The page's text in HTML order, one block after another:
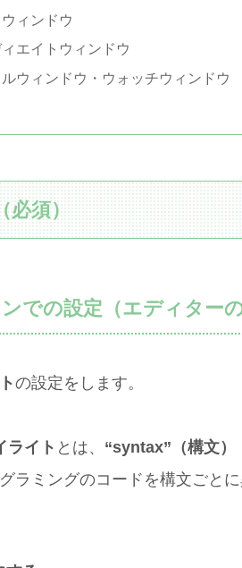
ィンドウ
エイトウィンドウ
ルウィンドウ・ウォッチウィンドウ
必須）
での設定（エディターの
の設定をします。
ライト とは、 “syntax”（構文）
ラミングのコードを構文ごと